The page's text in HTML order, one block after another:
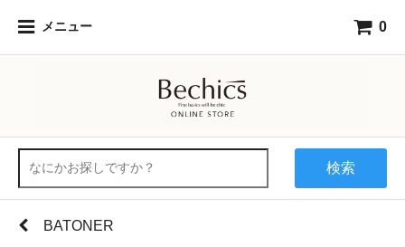
メニュー 0
検索
BATONER